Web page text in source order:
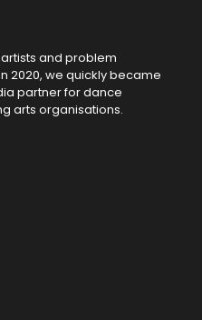
and problem
2020, we quickly became
partner for dance
arts organisations.